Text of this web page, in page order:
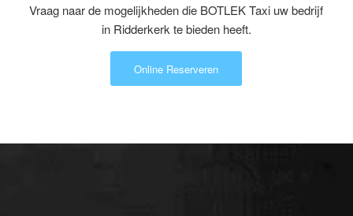
Vraag naar de mogelijkheden die BOTLEK Taxi uw bedrijf
in Ridderkerk te bieden heeft.
Online Reserveren